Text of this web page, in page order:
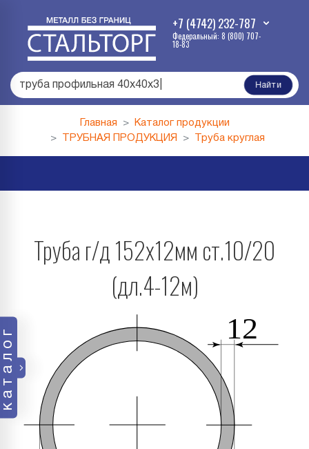
+7 (4742) 232-787
Федеральный: 8 (800) 707-
18-83
труба профильная 40х40х3 Найти
каталог
Главная
Каталог продукции
ТРУБНАЯ ПРОДУКЦИЯ
Труба круглая
Труба г/д 152х12мм ст.10/20
(дл.4-12м)